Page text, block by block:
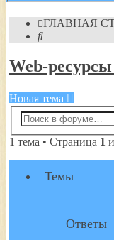
ГЛАВНАЯ
Поиск
Web-ресурсы
Новая тема
1 тема • Страница 1
Темы
Ответы